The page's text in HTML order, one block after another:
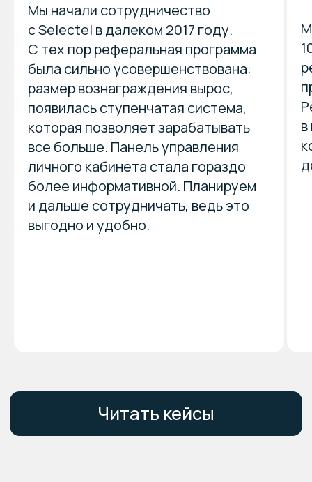
Мы начали сотрудничество
с Selectel в далеком 2017 году.
С тех пор реферальная программа
была сильно усовершенствована:
размер вознаграждения вырос,
появилась ступенчатая система,
которая позволяет зарабатывать
все больше. Панель управления
личного кабинета стала гораздо
более информативной. Планируем
и дальше сотрудничать, ведь это
выгодно и удобно.